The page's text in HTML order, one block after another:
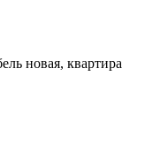
новая, квартира